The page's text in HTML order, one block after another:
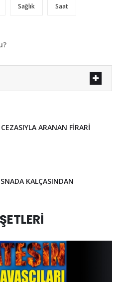
Sağlık Saat
ARANAN FİRARİ
KALÇASINDAN